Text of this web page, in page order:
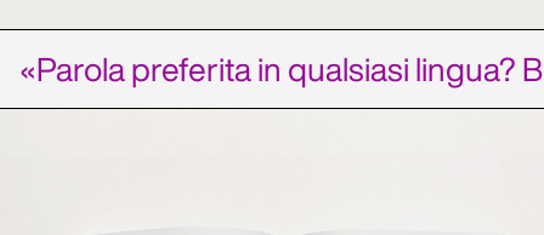
«Parola preferita in qualsiasi lingua?